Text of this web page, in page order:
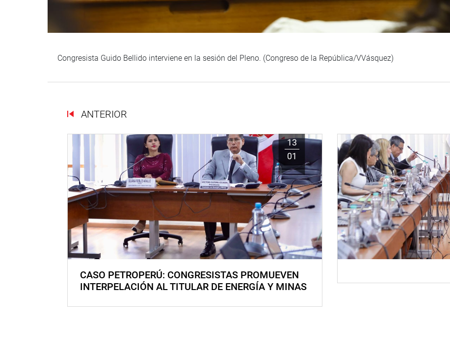
Congresista Guido Bellido interviene en la sesión del Pleno. (Congreso de la República/VVásquez)
ANTERIOR
13
01
CASO PETROPERÚ: CONGRESISTAS PROMUEVEN
INTERPELACIÓN AL TITULAR DE ENERGÍA Y MINAS